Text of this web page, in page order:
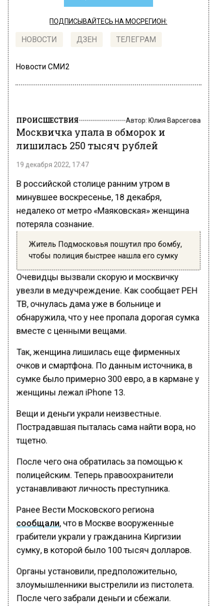
ПОДПИСЫВАЙТЕСЬ НА МОСРЕГИОН:
НОВОСТИ ДЗЕН ТЕЛЕГРАМ
Новости СМИ2
ПРОИСШЕСТВИЯ Автор:Юлия Варсегова
Москвичка упала в обморок и
лишилась 250 тысяч рублей
19 декабря 2022, 17:47
В российской столице ранним утром в
минувшее воскресенье, 18 декабря,
недалеко от метро «Маяковская» женщина
потеряла сознание.
Житель Подмосковья пошутил про бомбу,
чтобы полиция быстрее нашла его сумку
Очевидцы вызвали скорую и москвичку
увезли в медучреждение. Как сообщает РЕН
ТВ, очнулась дама уже в больнице и
обнаружила, что у нее пропала дорогая сумка
вместе с ценными вещами.
Так, женщина лишилась еще фирменных
очков и смартфона. По данным источника, в
сумке было примерно 300 евро, а в кармане у
женщины лежал iPhone 13.
Вещи и деньги украли неизвестные.
Пострадавшая пыталась сама найти вора, но
тщетно.
После чего она обратилась за помощью к
полицейским. Теперь правоохранители
устанавливают личность преступника.
Ранее Вести Московского региона
сообщали, что в Москве вооруженные
грабители украли у гражданина Киргизии
сумку, в которой было 100 тысяч долларов.
Органы установили, предположительно,
злоумышленники выстрелили из пистолета.
После чего забрали деньги и сбежали.